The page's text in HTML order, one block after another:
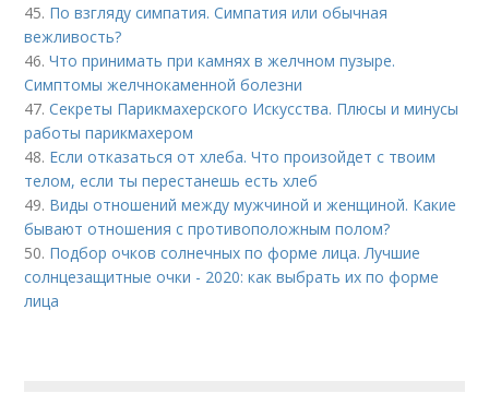
45. По взгляду симпатия. Симпатия или обычная
вежливость?
46.Что принимать при камнях в желчном пузыре.
Симптомы желчнокаменной болезни
47.Секреты Парикмахерского Искусства. Плюсы и минусы
работы парикмахером
48. Если отказаться от хлеба. Что произойдет с твоим
телом, если ты перестанешь есть хлеб
49. Виды отношений между мужчиной и женщиной. Какие
бывают отношения с противоположным полом?
50. Подбор очков солнечных по форме лица. Лучшие
солнцезащитные очки - 2020: как выбрать их по форме
лица